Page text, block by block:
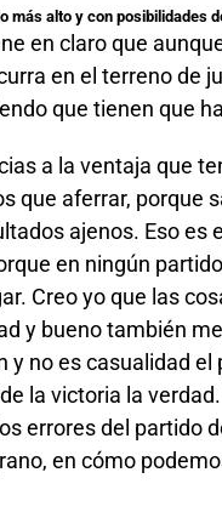
más alto y con posibilidades
en claro que
en el terreno de
que tienen que
a la ventaja que
que aferrar, porque
ajenos. Eso es
en ningún
Creo yo que las
y bueno también
y no es casualidad
la victoria la
errores del partido
en cómo